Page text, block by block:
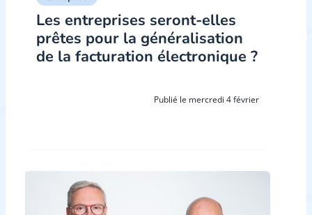
Les entreprises seront-elles
prêtes pour la généralisation
de la facturation électronique ?
Publié le mercredi 4 février